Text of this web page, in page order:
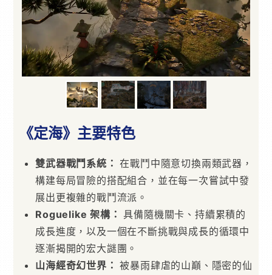
《定海》主要特色
雙武器戰鬥系統： 在戰鬥中隨意切換兩類武器，
構建每局冒險的搭配組合，並在每一次嘗試中發
展出更複雜的戰鬥流派。
Roguelike架構： 具備隨機關卡、持續累積的
成長進度，以及一個在不斷挑戰與成長的循環中
逐漸揭開的宏大謎團。
山海經奇幻世界： 被暴雨肆虐的山巔、隱密的仙